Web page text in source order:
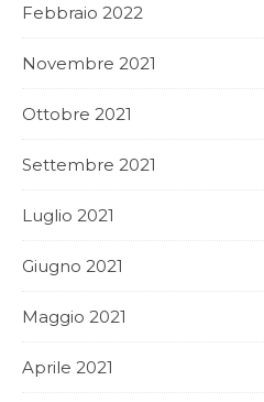
Febbraio 2022
Novembre 2021
Ottobre 2021
Settembre 2021
Luglio 2021
Giugno 2021
Maggio 2021
Aprile 2021